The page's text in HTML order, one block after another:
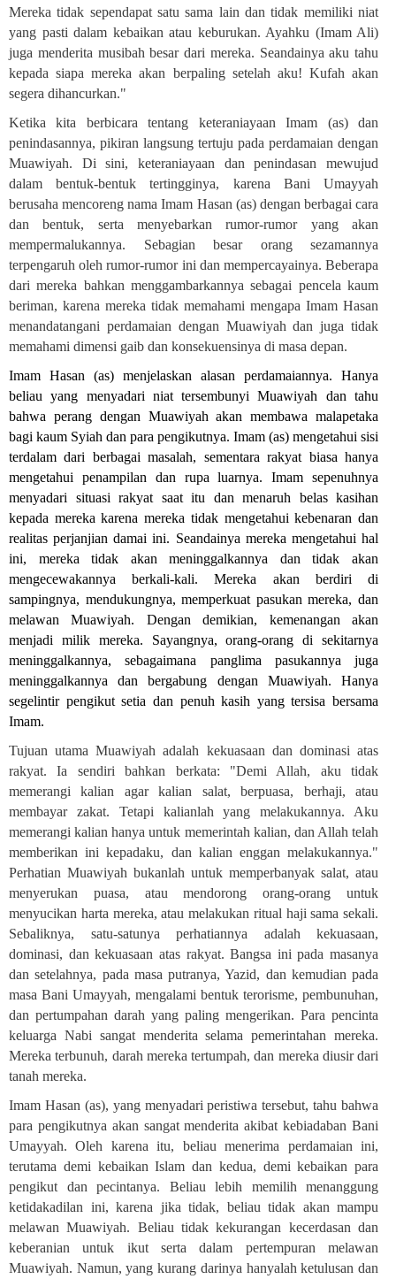
Mereka tidak sependapat satu sama lain dan tidak memiliki niat
yang pasti dalam kebaikan atau keburukan. Ayahku (Imam Ali)
juga menderita musibah besar dari mereka. Seandainya aku tahu
kepada siapa mereka akan berpaling setelah aku! Kufah akan
segera dihancurkan."
Ketika kita berbicara tentang keteraniayaan Imam (as) dan
penindasannya, pikiran langsung tertuju pada perdamaian dengan
Muawiyah. Di sini, keteraniayaan dan penindasan mewujud
dalam bentuk-bentuk tertingginya, karena Bani Umayyah
berusaha mencoreng nama Imam Hasan (as) dengan berbagai cara
dan bentuk, serta menyebarkan rumor-rumor yang akan
mempermalukannya. Sebagian besar orang sezamannya
terpengaruh oleh rumor-rumor ini dan mempercayainya. Beberapa
dari mereka bahkan menggambarkannya sebagai pencela kaum
beriman, karena mereka tidak memahami mengapa Imam Hasan
menandatangani perdamaian dengan Muawiyah dan juga tidak
memahami dimensi gaib dan konsekuensinya di masa depan.
Imam Hasan (as) menjelaskan alasan perdamaiannya. Hanya
beliau yang menyadari niat tersembunyi Muawiyah dan tahu
bahwa perang dengan Muawiyah akan membawa malapetaka
bagi kaum Syiah dan para pengikutnya. Imam (as) mengetahui sisi
terdalam dari berbagai masalah, sementara rakyat biasa hanya
mengetahui penampilan dan rupa luarnya. Imam sepenuhnya
menyadari situasi rakyat saat itu dan menaruh belas kasihan
kepada mereka karena mereka tidak mengetahui kebenaran dan
realitas perjanjian damai ini. Seandainya mereka mengetahui hal
ini, mereka tidak akan meninggalkannya dan tidak akan
mengecewakannya berkali-kali. Mereka akan berdiri di
sampingnya, mendukungnya, memperkuat pasukan mereka, dan
melawan Muawiyah. Dengan demikian, kemenangan akan
menjadi milik mereka. Sayangnya, orang-orang di sekitarnya
meninggalkannya, sebagaimana panglima pasukannya juga
meninggalkannya dan bergabung dengan Muawiyah. Hanya
segelintir pengikut setia dan penuh kasih yang tersisa bersama
Imam.
Tujuan utama Muawiyah adalah kekuasaan dan dominasi atas
rakyat. Ia sendiri bahkan berkata: "Demi Allah, aku tidak
memerangi kalian agar kalian salat, berpuasa, berhaji, atau
membayar zakat. Tetapi kalianlah yang melakukannya. Aku
memerangi kalian hanya untuk memerintah kalian, dan Allah telah
memberikan ini kepadaku, dan kalian enggan melakukannya."
Perhatian Muawiyah bukanlah untuk memperbanyak salat, atau
menyerukan puasa, atau mendorong orang-orang untuk
menyucikan harta mereka, atau melakukan ritual haji sama sekali.
Sebaliknya, satu-satunya perhatiannya adalah kekuasaan,
dominasi, dan kekuasaan atas rakyat. Bangsa ini pada masanya
dan setelahnya, pada masa putranya, Yazid, dan kemudian pada
masa Bani Umayyah, mengalami bentuk terorisme, pembunuhan,
dan pertumpahan darah yang paling mengerikan. Para pencinta
keluarga Nabi sangat menderita selama pemerintahan mereka.
Mereka terbunuh, darah mereka tertumpah, dan mereka diusir dari
tanah mereka.
Imam Hasan (as), yang menyadari peristiwa tersebut, tahu bahwa
para pengikutnya akan sangat menderita akibat kebiadaban Bani
Umayyah. Oleh karena itu, beliau menerima perdamaian ini,
terutama demi kebaikan Islam dan kedua, demi kebaikan para
pengikut dan pecintanya. Beliau lebih memilih menanggung
ketidakadilan ini, karena jika tidak, beliau tidak akan mampu
melawan Muawiyah. Beliau tidak kekurangan kecerdasan dan
keberanian untuk ikut serta dalam pertempuran melawan
Muawiyah. Namun, yang kurang darinya hanyalah ketulusan dan